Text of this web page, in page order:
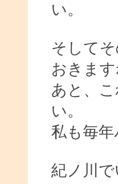
い。
そして
おきます
あと、
い。
私も毎
紀ノ川